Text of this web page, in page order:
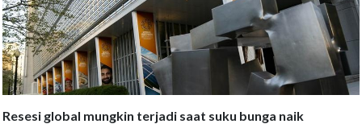
Resesi global mungkin terjadi saat suku bunga naik